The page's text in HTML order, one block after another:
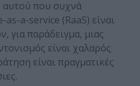
αυτού που συχνά
a-service (RaaS) είναι
για παράδειγμα, μιας
είναι χαλαρός
είναι πραγματικές